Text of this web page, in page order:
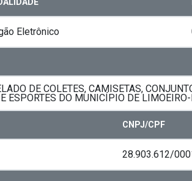
Eletrônico
DE COLETES, CAMISETAS,
ESPORTES DO MUNICÍPIO DE LIMOEIRO-
CNPJ/CPF
28.903.612/